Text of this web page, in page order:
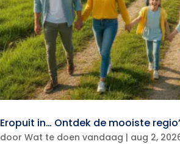
Eropuit in… Ontdek de mooiste
door Wat te doen vandaag | aug 2,